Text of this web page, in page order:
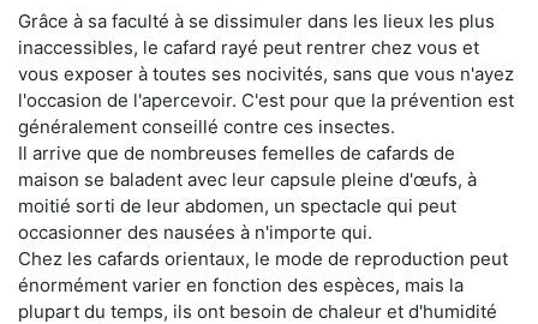
Grâce à sa faculté à se dissimuler dans les lieux les plus
inaccessibles, le cafard rayé peut rentrer chez vous et
vous exposer à toutes ses nocivités, sans que vous n'ayez
l'occasion de l'apercevoir. C'est pour que la prévention est
généralement conseillé contre ces insectes.
Il arrive que de nombreuses femelles de cafards de
maison se baladent avec leur capsule pleine d'œufs, à
moitié sorti de leur abdomen, un spectacle qui peut
occasionner des nausées à n'importe qui.
Chez les cafards orientaux, le mode de reproduction peut
énormément varier en fonction des espèces, mais la
plupart du temps, ils ont besoin de chaleur et d'humidité